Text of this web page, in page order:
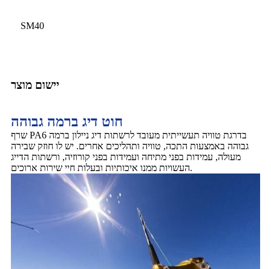
SM40
יישום מוצר
חוט דיג ברמה גבוהה
שרף PA6 בדרגת טוויה תעשייתית מעובד לרשתות דיג ניילון ברמה
גבוהה באמצעות התכה, טוויה ותהליכים אחרים. יש לו חוזק שבירה
מעולה, עמידות בפני מתיחה ועמידות בפני קורוזיה, ורשתות הדייג
העשויות ממנו איכותיות ובעלות חיי שירות ארוכים.